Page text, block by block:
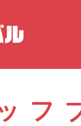
町4-43-1
フ